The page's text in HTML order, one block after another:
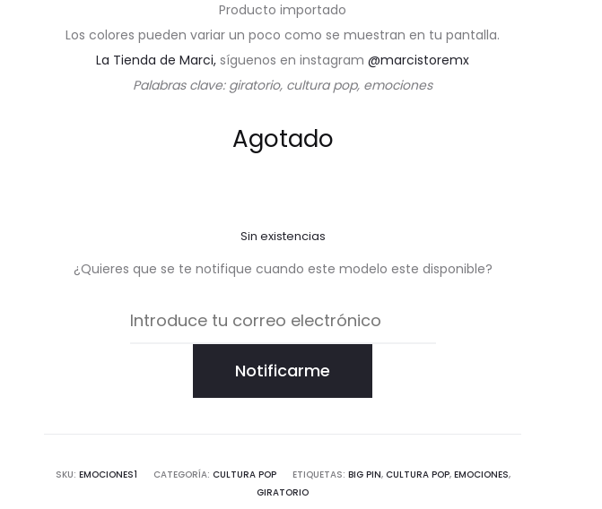
Producto importado
Los colores pueden variar un poco como se muestran en tu pantalla.
La Tienda de Marci, síguenos en instagram @marcistoremx
Palabras clave: giratorio, cultura pop, emociones
Agotado
Sin existencias
¿Quieres que se te notifique cuando este modelo este disponible?
Notificarme
SKU: EMOCIONES1 CATEGORÍA: CULTURA POP ETIQUETAS: BIG PIN, CULTURA POP, EMOCIONES,
GIRATORIO